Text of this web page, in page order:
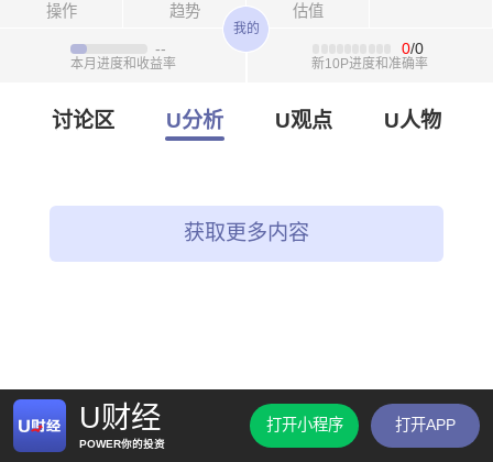
操作
趋势
估值
--
本月进度和收益率
0/0
新10P进度和准确率
我的
讨论区 U分析 U观点 U人物
获取更多内容
U财经
POWER你的投资
打开小程序 打开APP